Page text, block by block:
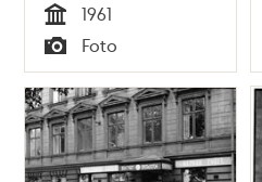
Tid
1961
Typ
Foto